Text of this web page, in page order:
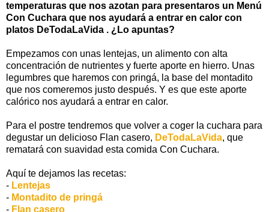
temperaturas que nos azotan para presentaros un Menú
Con Cuchara que nos ayudará a entrar en calor con
platos DeTodaLaVida . ¿Lo apuntas?
Empezamos con unas lentejas, un alimento con alta
concentración de nutrientes y fuerte aporte en hierro. Unas
legumbres que haremos con pringá, la base del montadito
que nos comeremos justo después. Y es que este aporte
calórico nos ayudará a entrar en calor.
Para el postre tendremos que volver a coger la cuchara para
degustar un delicioso Flan casero, DeTodaLaVida, que
rematará con suavidad esta comida Con Cuchara.
Aquí te dejamos las recetas:
- Lentejas
- Montadito de pringá
- Flan casero